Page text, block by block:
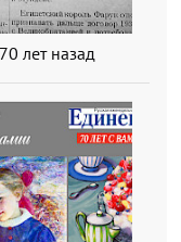
лет назад